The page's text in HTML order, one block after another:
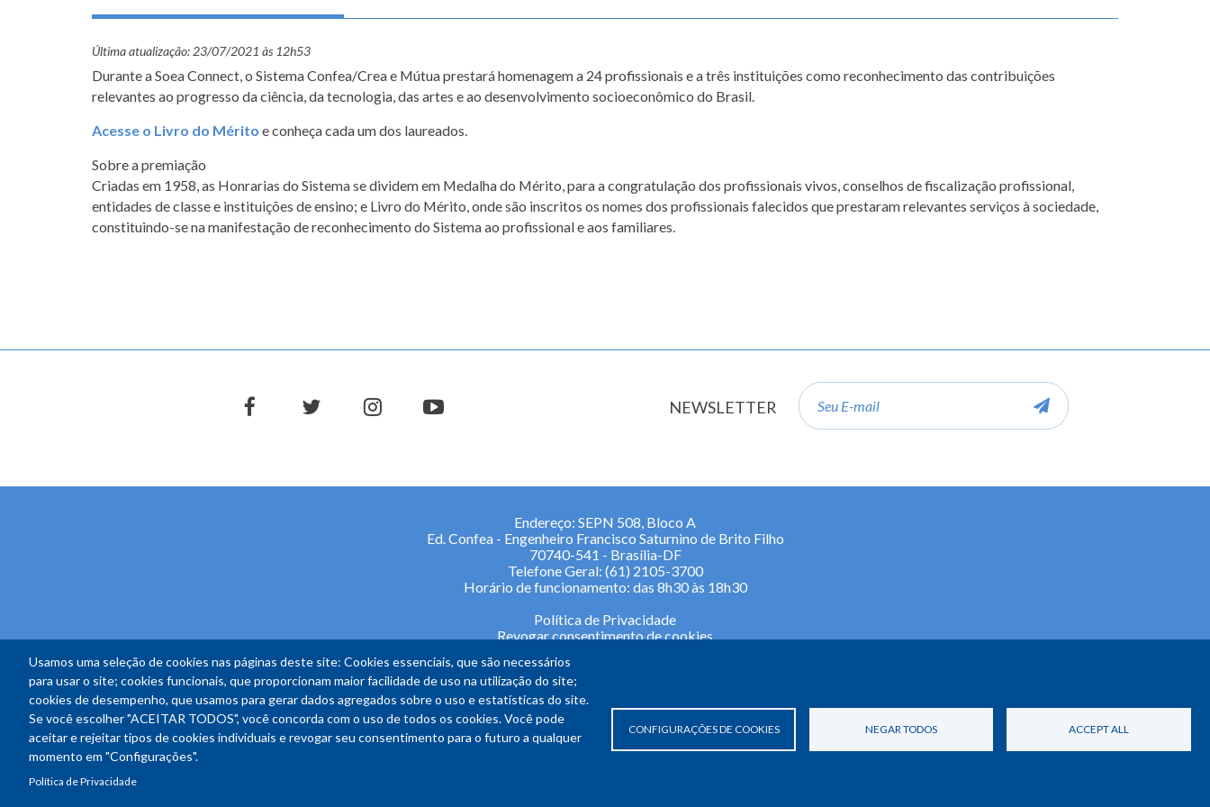
Usamos uma seleção de cookies nas páginas deste site: Cookies essenciais, que são necessários
para usar o site; cookies funcionais, que proporcionam maior facilidade de uso na utilização do site;
cookies de desempenho, que usamos para gerar dados agregados sobre o uso e estatísticas do site.
Se você escolher "ACEITAR TODOS", você concorda com o uso de todos os cookies. Você pode
aceitar e rejeitar tipos de cookies individuais e revogar seu consentimento para o futuro a qualquer
momento em "Configurações".
Política de Privacidade
CONFIGURAÇÕES DE COOKIES NEGAR TODOS ACCEPT ALL
Última atualização: 23/07/2021 às 12h53
Durante a Soea Connect, o Sistema Confea/Crea e Mútua prestará homenagem a 24 profissionais e a três instituições como reconhecimento das contribuições
relevantes ao progresso da ciência, da tecnologia, das artes e ao desenvolvimento socioeconômico do Brasil.
Acesse o Livro do Mérito e conheça cada um dos laureados.
Sobre a premiação
Criadas em 1958, as Honrarias do Sistema se dividem em Medalha do Mérito, para a congratulação dos profissionais vivos, conselhos de fiscalização profissional,
entidades de classe e instituições de ensino; e Livro do Mérito, onde são inscritos os nomes dos profissionais falecidos que prestaram relevantes serviços à sociedade,
constituindo-se na manifestação de reconhecimento do Sistema ao profissional e aos familiares.
facebooktwitter instagramyoutube NEWSLETTER
E-
mail
Endereço: SEPN 508, Bloco A
Ed. Confea - Engenheiro Francisco Saturnino de Brito Filho
70740-541 - Brasília-DF
Telefone Geral: (61) 2105-3700
Horário de funcionamento: das 8h30 às 18h30
Política de Privacidade
Revogar consentimento de cookies